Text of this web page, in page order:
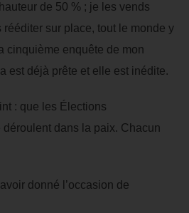
de 50 % ; je les vends
rééditer sur place, tout le monde y
cinquième enquête de mon
est déjà prête et elle est inédite.
: que les Élections
dans la paix. Chacun
donné l’occasion de